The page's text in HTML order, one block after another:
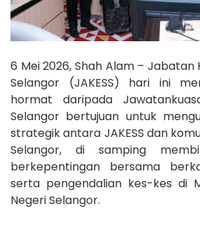
6 Mei 2026, Shah Alam – Jabatan
Selangor (JAKESS) hari ini
hormat daripada
Selangor bertujuan untuk
strategik antara JAKESS dan
Selangor, di samping
berkepentingan bersama
serta pengendalian kes-kes di
Negeri Selangor.